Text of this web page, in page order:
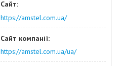
https://amstel.com.ua/
https://amstel.com.ua/ua/